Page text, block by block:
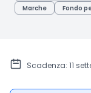
Marche
Fondo
Scadenza: 11